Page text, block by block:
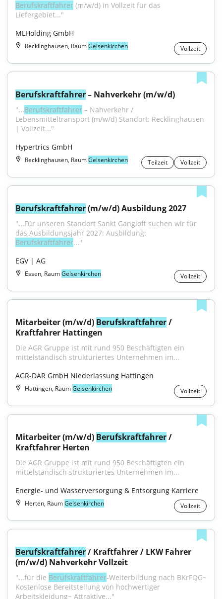
Berufskraftfahrer (m/w/d) in Vollzeit für das
Liefergebiet..."
MLHolding GmbH
Recklinghausen, RaumGelsenkirchen Vollzeit
Berufskraftfahrer – Nahverkehr (m/w/d)
"...Berufskraftfahrer – Nahverkehr /
Lebensmitteltransport (m/w/d) Standort: Recklinghausen
| Vollzeit..."
Hypertrics GmbH
Recklinghausen, RaumGelsenkirchen Teilzeit Vollzeit
Berufskraftfahrer (m/w/d) Ausbildung 2027
"...Für unseren Standort Sankt Gangloff suchen wir für
Berufskraftfahrer..."
EGV | AG
Essen, RaumGelsenkirchen Vollzeit
Mitarbeiter (m/w/d) Berufskraftfahrer /
Kraftfahrer Hattingen
Die AGR Gruppe ist mit rund 950 Beschäftigten ein
mittelständisch strukturiertes Unternehmen im...
AGR-DAR GmbH Niederlassung Hattingen
Hattingen, RaumGelsenkirchen Vollzeit
Mitarbeiter (m/w/d) Berufskraftfahrer /
Kraftfahrer Herten
Die AGR Gruppe ist mit rund 950 Beschäftigten ein
mittelständisch strukturiertes Unternehmen im...
Energie- und Wasserversorgung & Entsorgung Karriere
Herten, RaumGelsenkirchen Vollzeit
Berufskraftfahrer / Kraftfahrer / LKW Fahrer
(m/w/d) Nahverkehr Vollzeit
"...für die Berufskraftfahrer-Weiterbildung nach BKrFQG~
Kostenlose Bereitstellung von hochwertiger
Arbeitskleidung~ Attraktive..."